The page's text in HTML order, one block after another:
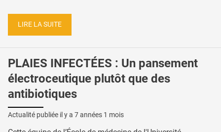
LIRE LA SUITE
PLAIES INFECTÉES : Un pansement
électroceutique plutôt que des
antibiotiques
Actualité publiée il y a 7 années 1 mois